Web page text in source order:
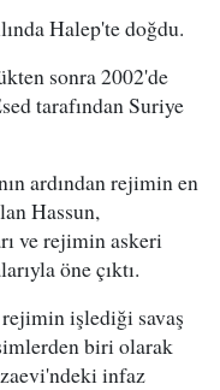
Halep'te doğdu.
sonra 2002'de
tarafından Suriye
ardından rejimin en
Hassun,
ve rejimin askeri
öne çıktı.
işlediği savaş
biri olarak
infaz